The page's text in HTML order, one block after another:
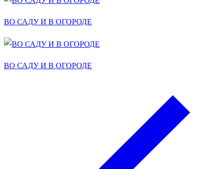
ВО САДУ И В ОГОРОДЕ
ВО САДУ И В ОГОРОДЕ